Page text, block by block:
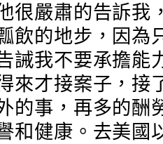
很嚴肅的告訴我
飲的地步，因為
誡我不要承擔能
來才接案子，接
的事，再多的酬
和健康。去美國